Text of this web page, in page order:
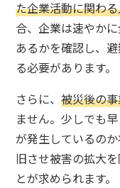
た企業活動に関わ
合、企業は速やか
あるかを確認し、
る必要があります。
さらに、被災後の
ません。少しでも
が発生しているの
旧させ被害の拡大
とが求められます。